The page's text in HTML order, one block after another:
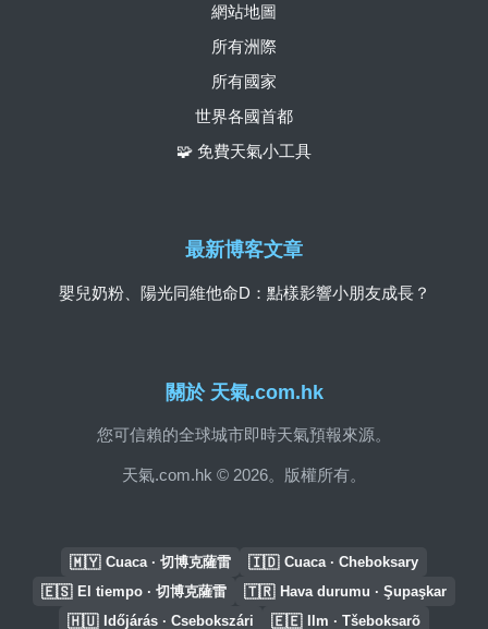
關於 天氣.com.hk
您可信賴的全球城市即時天氣預報來源。
天氣.com.hk © 2026。版權所有。
網站地圖
所有洲際
所有國家
世界各國首都
🧩 免費天氣小工具
最新博客文章
嬰兒奶粉、陽光同維他命D：點樣影響小朋友成長？
🇲🇾 Cuaca · 切博克薩雷 🇮🇩 Cuaca · Cheboksary
🇪🇸 El tiempo · 切博克薩雷 🇹🇷 Hava durumu · Şupaşkar
🇭🇺 Időjárás · Csebokszári 🇪🇪 Ilm · Tšeboksarõ